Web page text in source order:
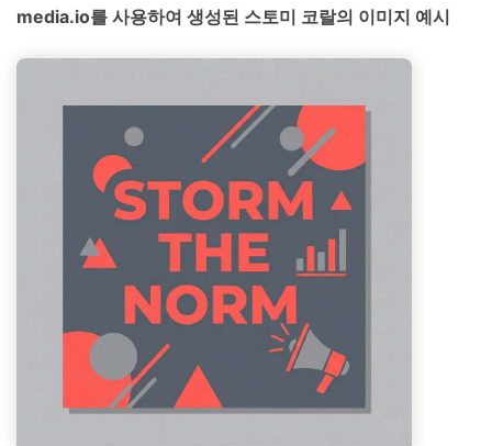
media.io를 사용하여 생성된 스토미 코랄의 이미지 예시